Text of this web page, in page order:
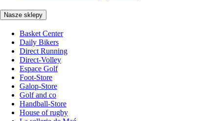
Nasze sklepy
Basket Center
Daily Bikers
Direct Running
Direct-Volley
Espace Golf
Foot-Store
Galop-Store
Golf and co
Handball-Store
House of rugby